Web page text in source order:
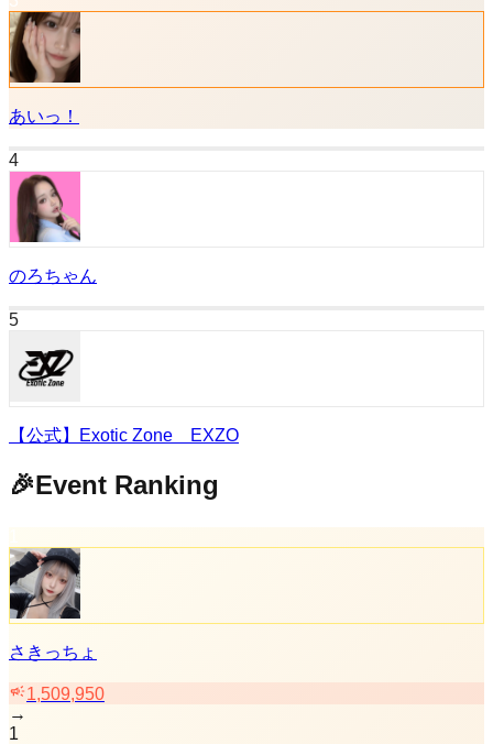
あいっ！
4
のろちゃん
5
【公式】Exotic Zone EXZO
🎉Event Ranking
さきっちょ
1,509,950
→
1